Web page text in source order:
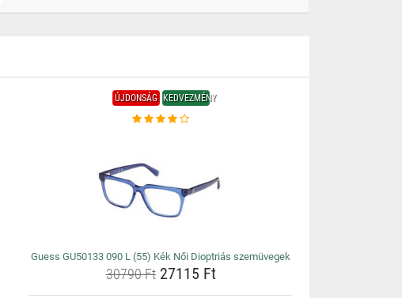
ÚJDONSÁG KEDVEZMÉNY
Guess GU50133 090 L (55) Kék Női Dioptriás szemüvegek
30790 Ft27115 Ft